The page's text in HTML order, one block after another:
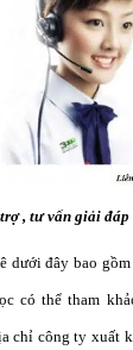
, tư vấn giải
dưới đây bao
có thể tham
chỉ công ty xuất